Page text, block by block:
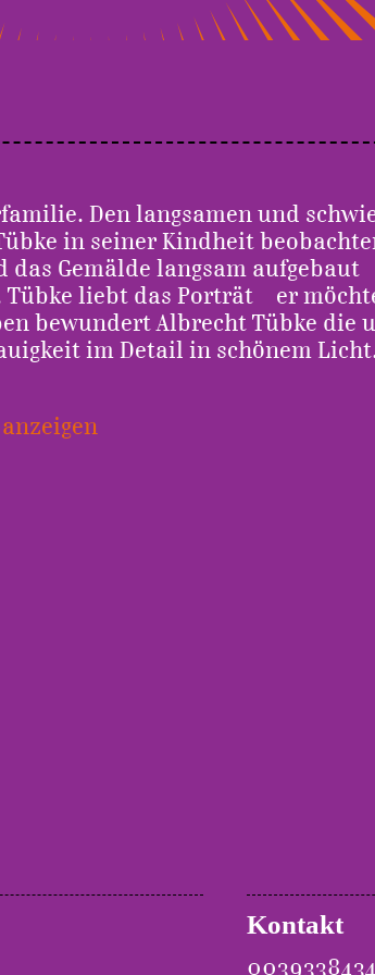
Den langsamen und
in seiner Kindheit
Gemälde langsam aufgebaut
liebt das Porträt – er
bewundert Albrecht Tübke die
im Detail in schönem
Kontakt